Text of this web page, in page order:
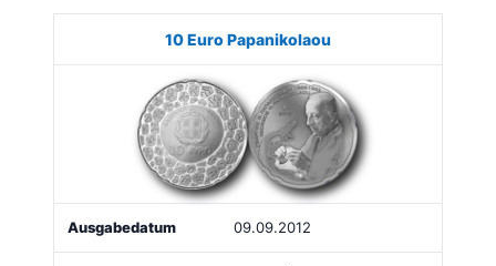
Bild Ausgabe Auflage
10 Euro Papanikolaou
09.09.2012